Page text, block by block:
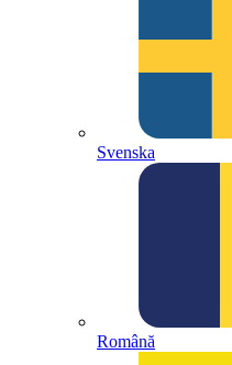
Svenska
Română